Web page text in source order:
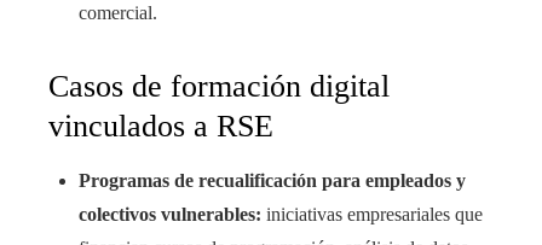
comercial.
Casos de formación digital
vinculados a RSE
Programas de recualificación para empleados y
colectivos vulnerables: iniciativas empresariales que